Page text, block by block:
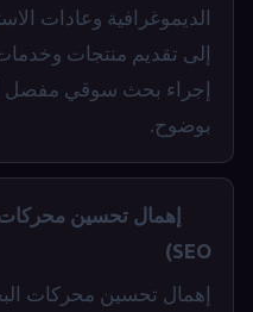
الديموغرافية وعادات
إلى تقديم منتجات
إجراء بحث سوقي مفصل
بوضوح.
SEO)
إهمال تحسين محركات